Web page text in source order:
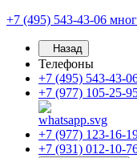
+7 (495) 543-43-06
Назад
Телефоны
+7 (495) 543-43-
+7 (977) 105-25-
+7 (977) 123-16-
+7 (931) 012-10-